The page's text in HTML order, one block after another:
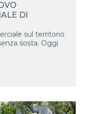
DI
sul territorio
sosta. Oggi